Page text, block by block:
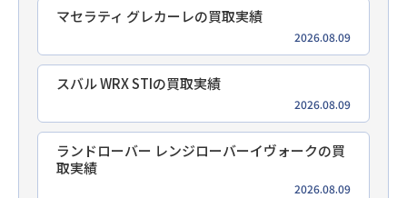
マセラティ グレカーレの買取実績
2026.08.09
スバル WRX STIの買取実績
2026.08.09
ランドローバー レンジローバーイヴォークの買
取実績
2026.08.09